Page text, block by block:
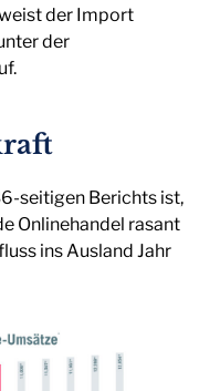
der Import
der
seitigen Berichts ist,
Onlinehandel rasant
ins Ausland Jahr